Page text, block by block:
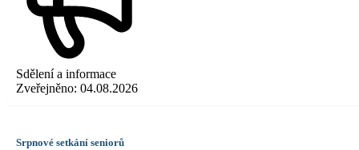
Sdělení a informace
Zveřejněno: 04.08.2026
Srpnové setkání seniorů